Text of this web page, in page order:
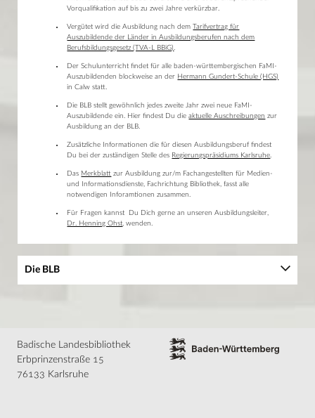
Vorqualifikation auf bis zu zwei Jahre verkürzbar.
Vergütet wird die Ausbildung nach demTarifvertrag für
Auszubildende der Länder in Ausbildungsberufen nach dem
Berufsbildungsgesetz (TVA-L BBiG).
Der Schulunterricht findet für alle baden-württembergischen FaMI-
Auszubildenden blockweise an der Hermann Gundert-Schule (HGS)
in Calw statt.
Die BLB stellt gewöhnlich jedes zweite Jahr zwei neue FaMI-
Auszubildende ein. Hier findest Du dieaktuelle Auschreibungen zur
Ausbildung an der BLB.
Zusätzliche Informationen die für diesen Ausbildungsberuf findest
Du bei der zuständigen Stelle des Regierungspräsidiums Karlsruhe.
Das Merkblatt zur Ausbildung zur/m Fachangestellten für Medien-
und Informationsdienste, Fachrichtung Bibliothek, fasst alle
notwendigen Inforamtionen zusammen.
Für Fragen kannst Du Dich gerne an unseren Ausbildungsleiter,
Dr. Henning Ohst, wenden.
Die BLB
Gebäude
Publikationen
Ausbildung
Badische Landesbibliothek
Erbprinzenstraße 15
76133 Karlsruhe